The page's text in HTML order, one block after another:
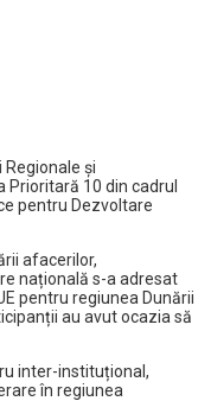
şi
Prioritară 10 din cadrul
pentru Dezvoltare
afacerilor,
națională s-a adresat
pentru regiunea Dunării
au avut ocazia să
inter-instituțional,
în regiunea